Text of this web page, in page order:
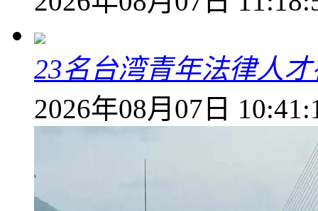
23名台湾青年法律人
2026年08月07日